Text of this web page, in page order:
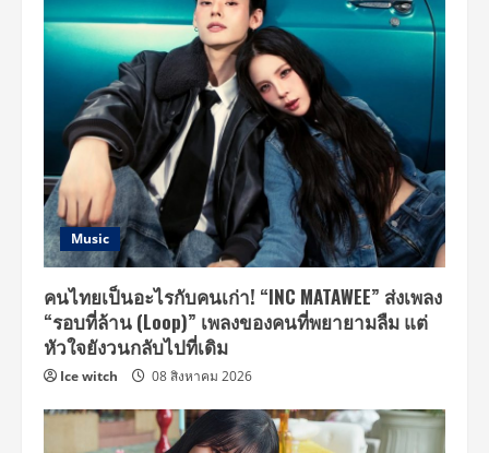
Music
คนไทยเป็นอะไรกับคนเก่า! “INC MATAWEE” ส่งเพลง
“รอบที่ล้าน (Loop)” เพลงของคนที่พยายามลืม แต่
หัวใจยังวนกลับไปที่เดิม
Ice witch 08 สิงหาคม 2026